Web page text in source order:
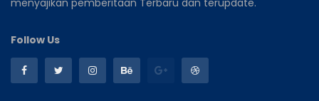
menyajikan pemberitaan Terbaru dan terupdate.
Follow Us